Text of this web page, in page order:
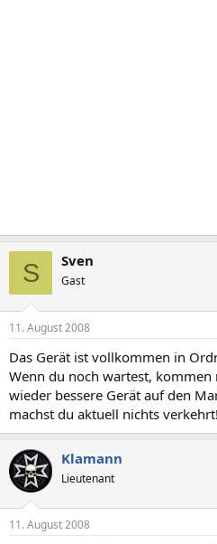
S Sven
Gast
11. August 2008
Das Gerät ist vollkommen in
Wenn du noch wartest,
wieder bessere Gerät auf den
machst du aktuell nichts verkehrt!
Klamann
Lieutenant
11. August 2008